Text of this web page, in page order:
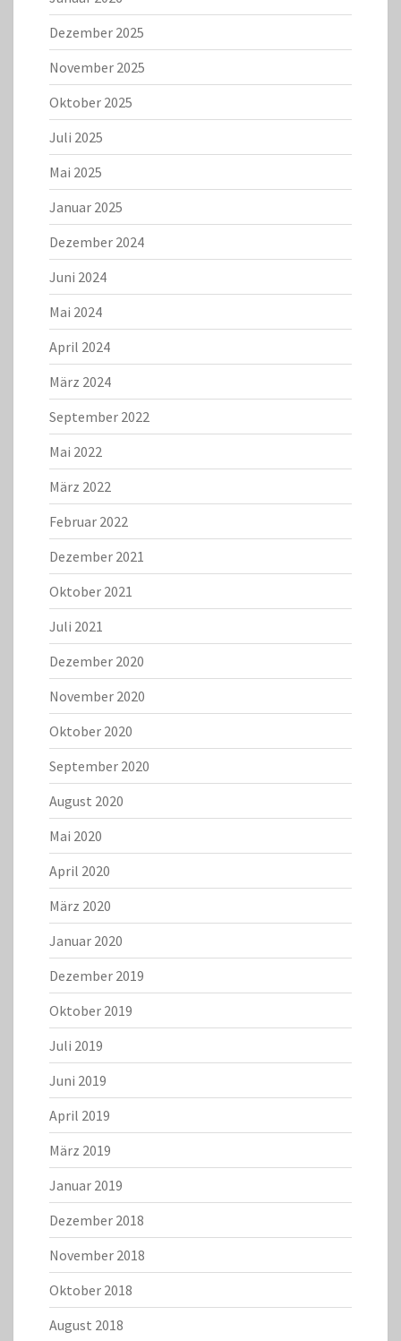
Dezember 2025
November 2025
Oktober 2025
Juli 2025
Mai 2025
Januar 2025
Dezember 2024
Juni 2024
Mai 2024
April 2024
März 2024
September 2022
Mai 2022
März 2022
Februar 2022
Dezember 2021
Oktober 2021
Juli 2021
Dezember 2020
November 2020
Oktober 2020
September 2020
August 2020
Mai 2020
April 2020
März 2020
Januar 2020
Dezember 2019
Oktober 2019
Juli 2019
Juni 2019
April 2019
März 2019
Januar 2019
Dezember 2018
November 2018
Oktober 2018
August 2018